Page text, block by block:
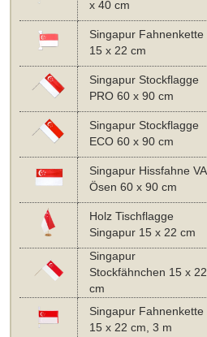
x 40 cm
Singapur Fahnenkette
15 x 22 cm
Singapur Stockflagge
PRO 60 x 90 cm
Singapur Stockflagge
ECO 60 x 90 cm
Singapur Hissfahne VA
Ösen 60 x 90 cm
Holz Tischflagge
Singapur 15 x 22 cm
Singapur
Stockfähnchen 15 x 22
cm
Singapur Fahnenkette
15 x 22 cm, 3 m